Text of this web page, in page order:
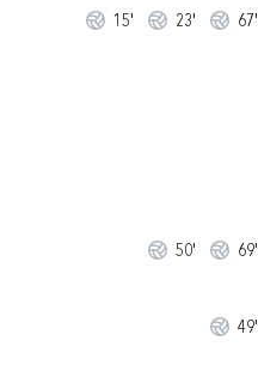
15' 23' 67'
50' 69'
49'